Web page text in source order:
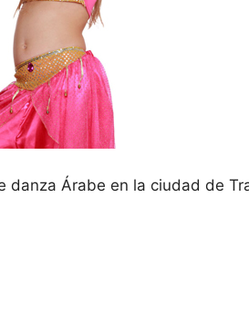
danza Árabe en la ciudad de